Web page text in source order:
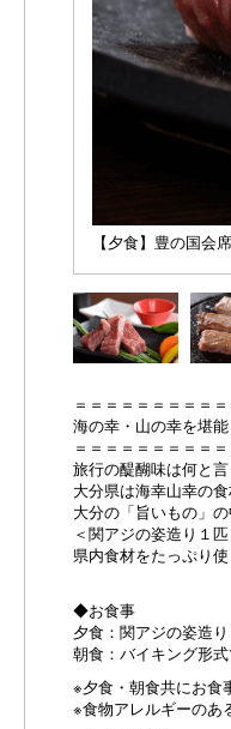
【夕食】豊の国会席
＝＝＝＝＝＝＝＝＝
海の幸・山の幸を堪
＝＝＝＝＝＝＝＝＝
旅行の醍醐味は何と
大分県は海幸山幸の
大分の「旨いもの」
＜関アジの姿造り１
県内食材をたっぷり
◆お食事
夕食：関アジの姿造
朝食：バイキング形式
※夕食・朝食共にお食
※食物アレルギーのあ